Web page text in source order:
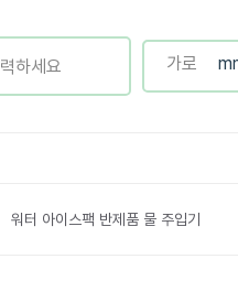
워터 아이스팩 반제품 물 주입기